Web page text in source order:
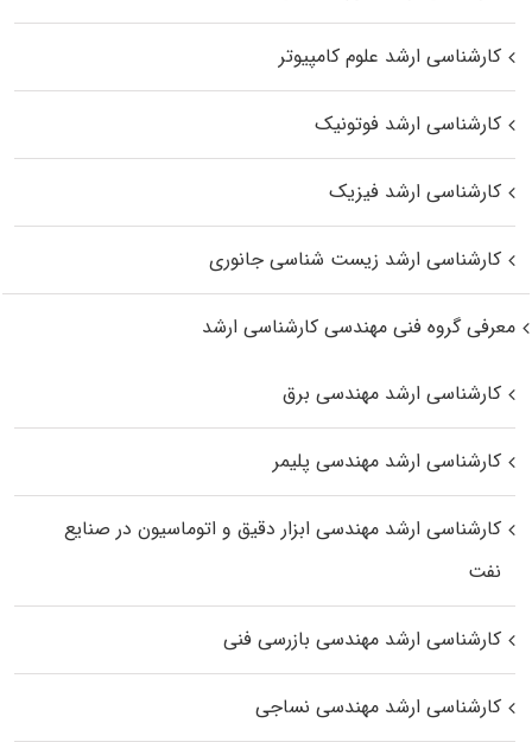
کارشناسی ارشد علوم کامپیوتر
کارشناسی ارشد فوتونیک
کارشناسی ارشد فیزیک
کارشناسی ارشد زیست‌ شناسی جانوری
معرفی گروه فنی مهندسی کارشناسی ارشد
کارشناسی ارشد مهندسی برق
کارشناسی ارشد مهندسی پلیمر
کارشناسی ارشد مهندسی ابزار دقیق و اتوماسیون در صنایع
نفت
کارشناسی ارشد مهندسی بازرسی فنی
کارشناسی ارشد مهندسی نساجی